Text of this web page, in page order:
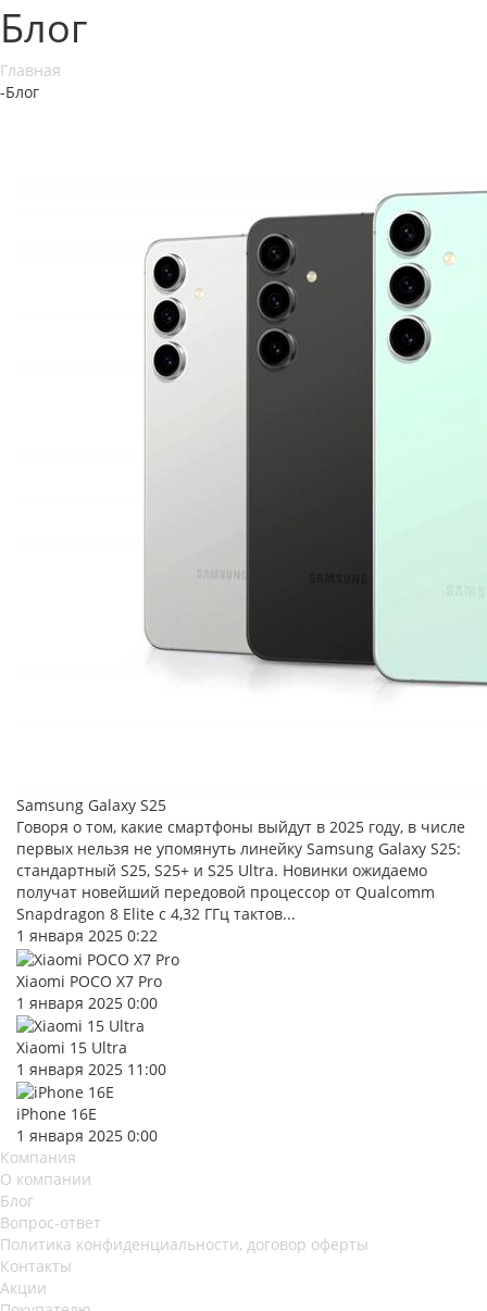
Блог
Главная
-Блог
Samsung Galaxy S25
Говоря о том, какие смартфоны выйдут в 2025 году, в числе
первых нельзя не упомянуть линейку Samsung Galaxy S25:
стандартный S25, S25+ и S25 Ultra. Новинки ожидаемо
получат новейший передовой процессор от Qualcomm
Snapdragon 8 Elite с 4,32 ГГц тактов...
1 января 2025 0:22
Xiaomi POCO X7 Pro
1 января 2025 0:00
Xiaomi 15 Ultra
1 января 2025 11:00
iPhone 16E
1 января 2025 0:00
Компания
О компании
Блог
Вопрос-ответ
Политика конфиденциальности, договор оферты
Контакты
Акции